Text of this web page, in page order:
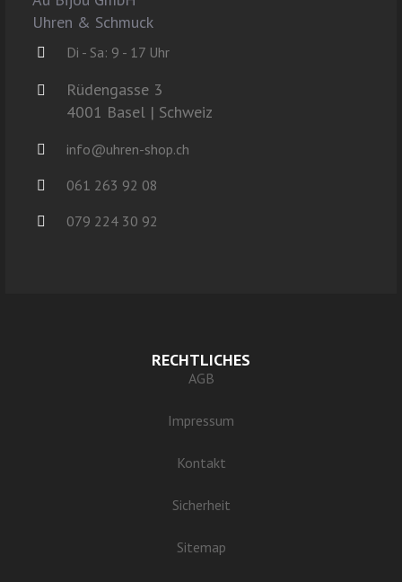
Uhren & Schmuck
Di - Sa: 9 - 17 Uhr
Rüdengasse 3
4001 Basel | Schweiz
info@uhren-shop.ch
061 263 92 08
079 224 30 92
RECHTLICHES
AGB
Impressum
Kontakt
Sicherheit
Sitemap